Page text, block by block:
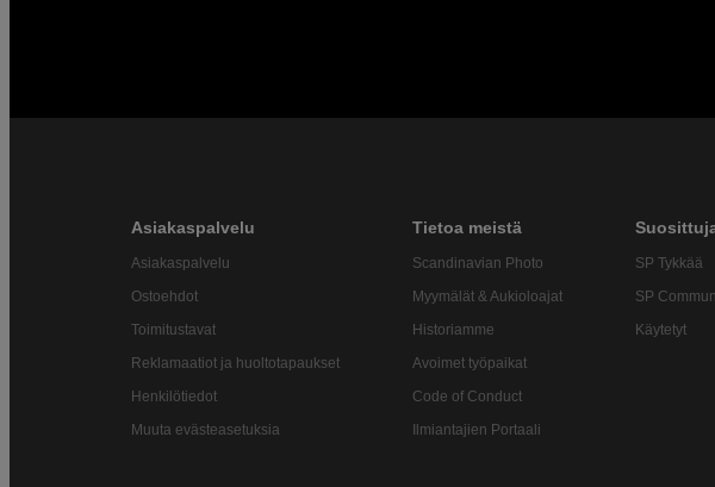
Asiakaspalvelu
Asiakaspalvelu
Ostoehdot
Toimitustavat
Reklamaatiot ja huoltotapaukset
Henkilötiedot
Muuta evästeasetuksia
Tietoa meistä
Scandinavian Photo
Myymälät & Aukioloajat
Historiamme
Avoimet työpaikat
Code of Conduct
Ilmiantajien Portaali
SP Tykkää
SP
Käytetyt